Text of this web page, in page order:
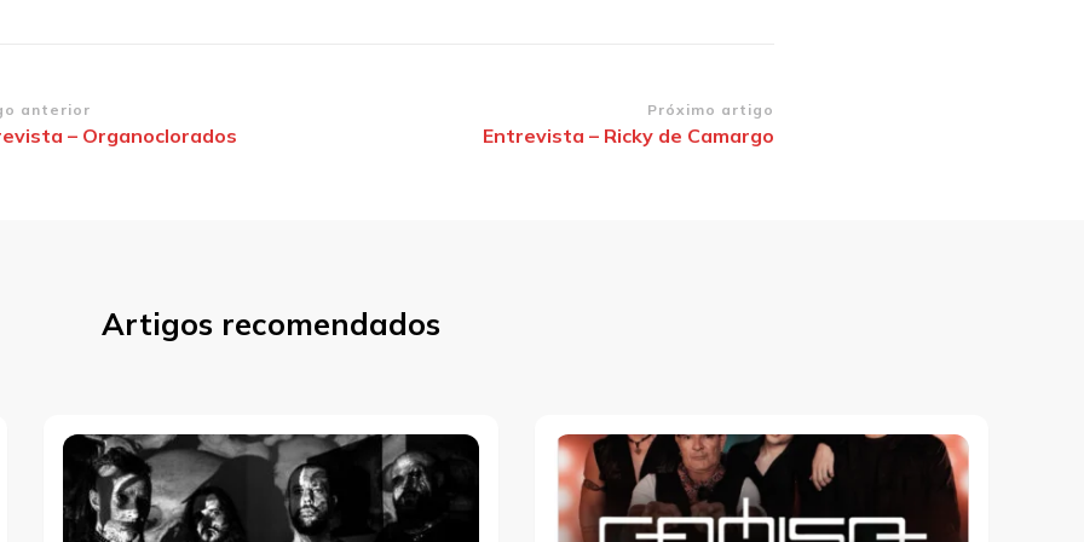
anterior
– Organoclorados
Próximo artigo
Entrevista – Ricky de Camargo
Artigos recomendados